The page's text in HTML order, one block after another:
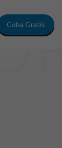
Coba Gratis